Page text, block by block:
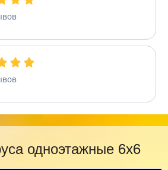
одноэтажные 6х6